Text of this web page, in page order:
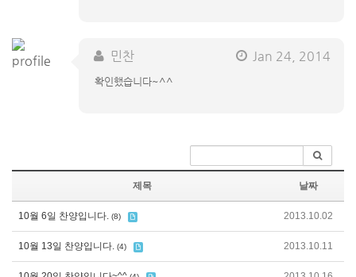
민찬 Jan 24, 2014
확인했습니다~^^
제목 날짜
10월 6일 찬양입니다. (8) 2013.10.02
10월 13일 찬양입니다. (4) 2013.10.11